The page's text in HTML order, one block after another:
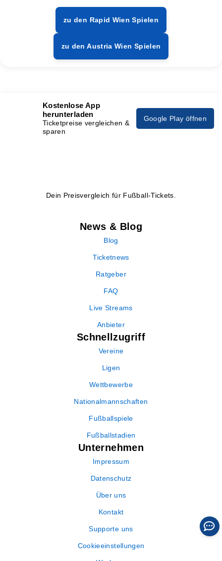
zu den Rapid Wien Spielen
zu den Austria Wien Spielen
Kostenlose App
herunterladen
Ticketpreise vergleichen &
sparen
Google Play öffnen
Dein Preisvergleich für Fußball-Tickets.
News & Blog
Blog
Ticketnews
Ratgeber
FAQ
Live Streams
Anbieter
Schnellzugriff
Vereine
Ligen
Wettbewerbe
Nationalmannschaften
Fußballspiele
Fußballstadien
Unternehmen
Impressum
Datenschutz
Über uns
Kontakt
Supporte uns
Cookieeinstellungen